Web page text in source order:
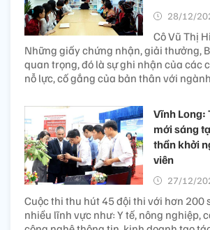
28/12/
Cô Vũ Thị
Những giấy chứng nhận, giải thưởng,
quan trọng, đó là sự ghi nhận của các
nỗ lực, cố gắng của bản thân với
Vĩnh Long:
mới sáng
thần khởi
viên
27/12/
Cuộc thi thu hút 45 đội thi với hơn 200
nhiều lĩnh vực như: Y tế, nông nghiệp,